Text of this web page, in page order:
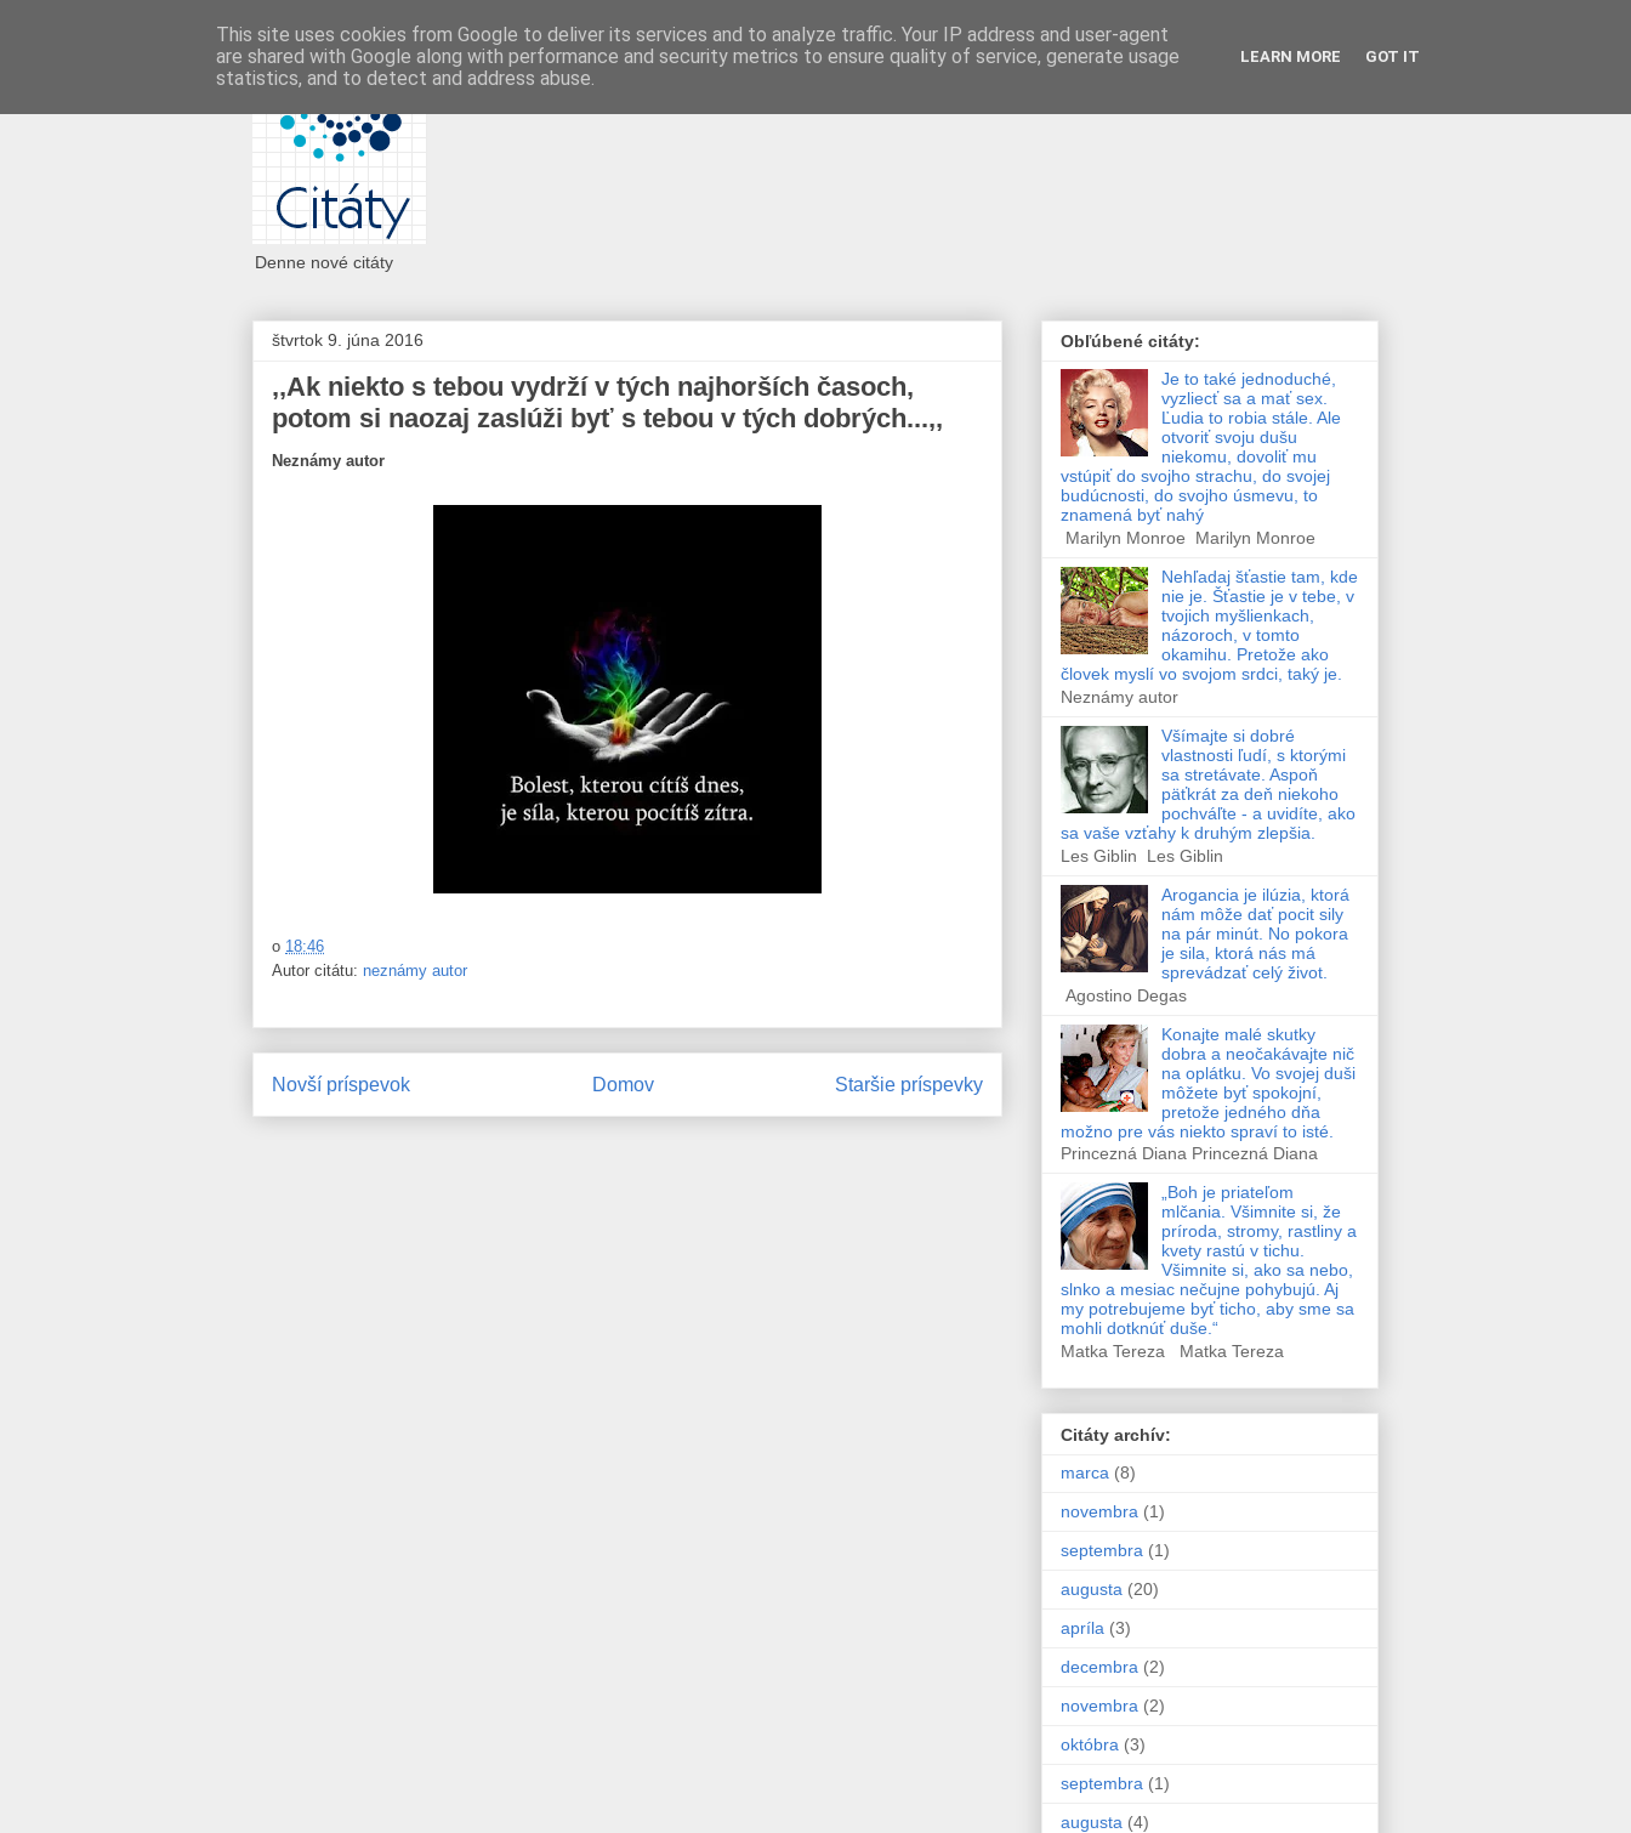
Denne nové citáty
štvrtok 9. júna 2016
,,Ak niekto s tebou vydrží v tých najhorších časoch,
potom si naozaj zaslúži byť s tebou v tých dobrých...,,
Neznámy autor
o 18:46
Autor citátu: neznámy autor
Novší príspevok Staršie príspevky
Domov
Obľúbené citáty:
Je to také jednoduché,
vyzliecť sa a mať sex.
Ľudia to robia stále. Ale
otvoriť svoju dušu
niekomu, dovoliť mu
vstúpiť do svojho strachu, do svojej
budúcnosti, do svojho úsmevu, to
znamená byť nahý
Marilyn Monroe Marilyn Monroe
Nehľadaj šťastie tam, kde
nie je. Šťastie je v tebe, v
tvojich myšlienkach,
názoroch, v tomto
okamihu. Pretože ako
človek myslí vo svojom srdci, taký je.
Neznámy autor
Všímajte si dobré
vlastnosti ľudí, s ktorými
sa stretávate. Aspoň
päťkrát za deň niekoho
pochváľte - a uvidíte, ako
sa vaše vzťahy k druhým zlepšia.
Les Giblin Les Giblin
Arogancia je ilúzia, ktorá
nám môže dať pocit sily
na pár minút. No pokora
je sila, ktorá nás má
sprevádzať celý život.
Agostino Degas
Konajte malé skutky
dobra a neočakávajte nič
na oplátku. Vo svojej duši
môžete byť spokojní,
pretože jedného dňa
možno pre vás niekto spraví to isté.
Princezná Diana Princezná Diana
„Boh je priateľom
mlčania. Všimnite si, že
príroda, stromy, rastliny a
kvety rastú v tichu.
Všimnite si, ako sa nebo,
slnko a mesiac nečujne pohybujú. Aj
my potrebujeme byť ticho, aby sme sa
mohli dotknúť duše.“
Matka Tereza Matka Tereza
Citáty archív:
marca (8)
novembra (1)
septembra (1)
augusta (20)
apríla (3)
decembra (2)
novembra (2)
októbra (3)
septembra (1)
augusta (4)
This site uses cookies from Google to deliver its services and to analyze traffic. Your IP address and user-agent
are shared with Google along with performance and security metrics to ensure quality of service, generate usage
statistics, and to detect and address abuse.
LEARN MORE GOT IT